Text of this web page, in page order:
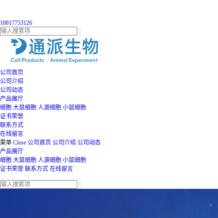
18817753126
公司首页
公司介绍
公司动态
产品展厅
细胞 大鼠细胞 人源细胞 小鼠细胞
证书荣誉
联系方式
在线留言
菜单 Close 公司首页 公司介绍 公司动态
产品展厅
细胞 大鼠细胞 人源细胞 小鼠细胞
证书荣誉 联系方式 在线留言